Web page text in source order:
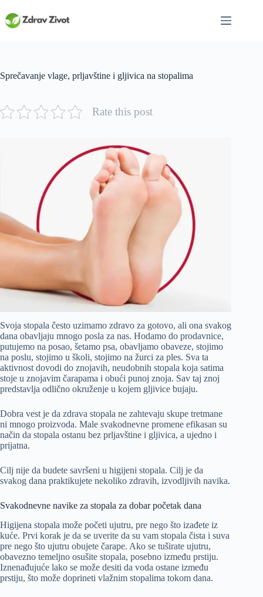
to
content
Sprečavanje vlage, prljavštine i gljivica na stopalima
Rate this post
Svoja stopala često uzimamo zdravo za gotovo, ali ona svakog
dana obavljaju mnogo posla za nas. Hodamo do prodavnice,
putujemo na posao, šetamo psa, obavljamo obaveze, stojimo
na poslu, stojimo u školi, stojimo na žurci za ples. Sva ta
aktivnost dovodi do znojavih, neudobnih stopala koja satima
stoje u znojavim čarapama i obući punoj znoja. Sav taj znoj
predstavlja odlično okruženje u kojem gljivice bujaju.
Dobra vest je da zdrava stopala ne zahtevaju skupe tretmane
ni mnogo proizvoda. Male svakodnevne promene efikasan su
način da stopala ostanu bez prljavštine i gljivica, a ujedno i
prijatna.
Cilj nije da budete savršeni u higijeni stopala. Cilj je da
svakog dana praktikujete nekoliko zdravih, izvodljivih navika.
Svakodnevne navike za stopala za dobar početak dana
Higijena stopala može početi ujutru, pre nego što izađete iz
kuće. Prvi korak je da se uverite da su vam stopala čista i suva
pre nego što ujutru obujete čarape. Ako se tuširate ujutru,
obavezno temeljno osušite stopala, posebno između prstiju.
Iznenađujuće lako se može desiti da voda ostane između
prstiju, što može doprineti vlažnim stopalima tokom dana.